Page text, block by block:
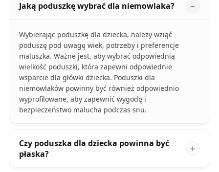
Jaką poduszkę wybrać dla niemowlaka?
Wybierając poduszkę dla dziecka, należy wziąć
poduszę pod uwagę wiek, potrzeby i preferencje
maluszka. Ważne jest, aby wybrać odpowiednią
wielkość poduszki, która zapewni odpowiednie
wsparcie dla główki dziecka. Poduszki dla
niemowlaków powinny być również odpowiednio
wyprofilowane, aby zapewnić wygodę i
bezpieczeństwo malucha podczas snu.
Czy poduszka dla dziecka powinna być
płaska?